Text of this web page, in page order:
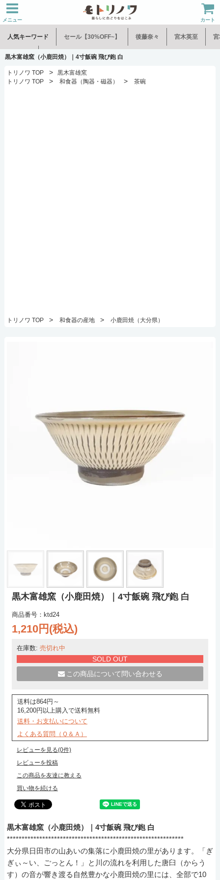
メニュー カート
人気キーワード セール【30%OFF~】 後藤奈々 宮木英至 宮
水谷和音 児玉修治
黒木富雄窯（小鹿田焼）｜4寸飯碗 飛び鉋 白
トリノワ TOP >
黒木富雄窯
トリノワ TOP
> 和食器（陶器・磁器） > 茶碗
トリノワ TOP > 和食器の産地 > 小鹿田焼（大分県）
黒木富雄窯（小鹿田焼）｜4寸飯碗 飛び鉋 白
商品番号：ktd24
1,210円(税込)
在庫数: 売切れ中
SOLD OUT
この商品について問い合わせる
送料は864円～
16,200円以上購入で送料無料
送料・お支払いについて
よくある質問（Ｑ＆Ａ）
レビューを見る(0件)
レビューを投稿
この商品を友達に教える
買い物を続ける
黒木富雄窯（小鹿田焼）｜4寸飯碗 飛び鉋 白
************************************************************
大分県日田市の山あいの集落に小鹿田焼の里があります。「ぎ
ぎぃ～い、ごっとん！」と川の流れを利用した唐臼（からう
す）の音が響き渡る自然豊かな小鹿田焼の里には、全部で10